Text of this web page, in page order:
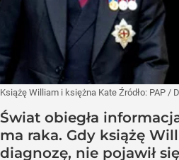
Książę William i księżna Kate Źródło: PAP /
Świat obiegła
ma raka. Gdy książę
diagnozę, nie pojawił